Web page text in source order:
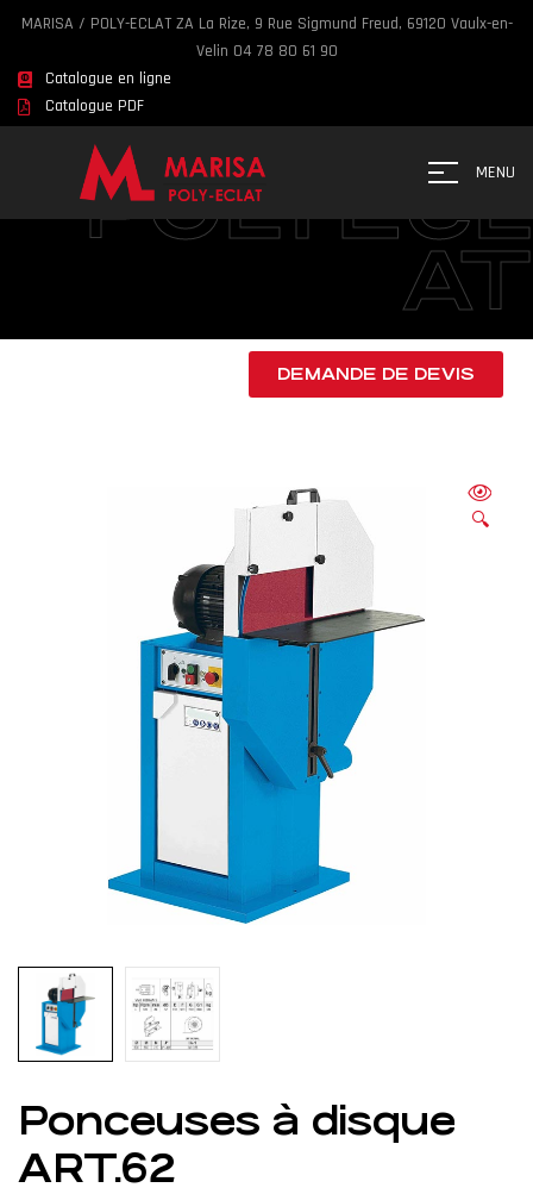
MARISA / POLY-ECLAT ZA La Rize, 9 Rue Sigmund Freud, 69120 Vaulx-en-
Velin 04 78 80 61 90
Catalogue en ligne
Catalogue PDF
MENU
MARISA
POLYECL
AT
DEMANDE DE DEVIS
🔍
Ponceuses à disque
ART.62